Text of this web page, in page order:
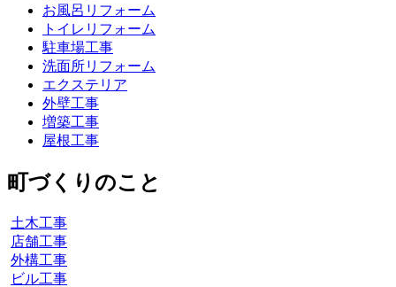
お風呂リフォーム
トイレリフォーム
駐車場工事
洗面所リフォーム
エクステリア
外壁工事
増築工事
屋根工事
町づくりのこと
土木工事
店舗工事
外構工事
ビル工事